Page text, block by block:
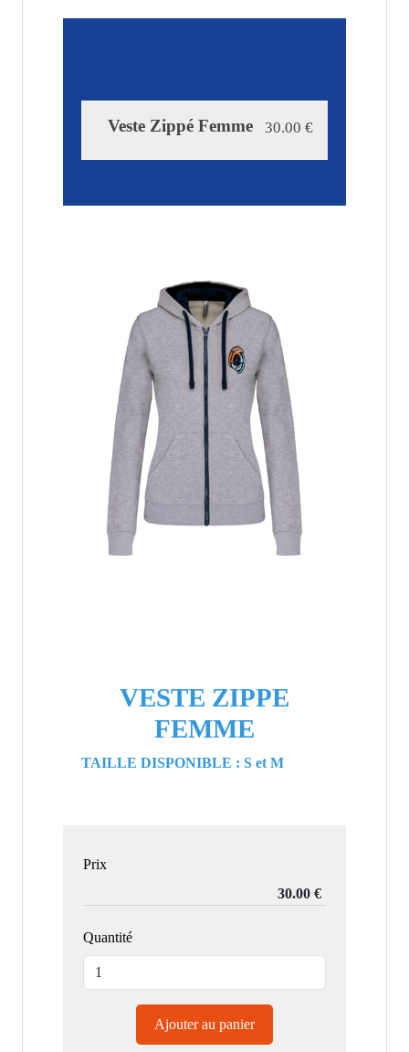
Veste Zippé Femme 30.00 €
VESTE ZIPPE
FEMME
TAILLE DISPONIBLE : S et M
Prix
Quantité
Ajouter au panier